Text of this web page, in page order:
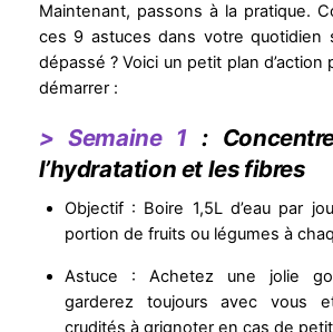
Maintenant, passons à la pratique.
ces 9 astuces dans votre quotidien
dépassé ? Voici un petit plan d’action
démarrer :
> Semaine 1 :
l’hydratation et les fibres
Objectif : Boire 1,5L d’eau par
portion de fruits ou légumes à
Astuce : Achetez une jolie
garderez toujours avec vous
crudités à grignoter en cas de